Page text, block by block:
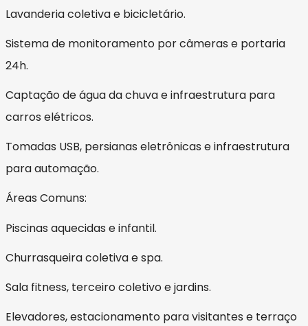
Lavanderia coletiva e bicicletário.
Sistema de monitoramento por câmeras e portaria
24h.
Captação de água da chuva e infraestrutura para
carros elétricos.
Tomadas USB, persianas eletrônicas e infraestrutura
para automação.
Áreas Comuns:
Piscinas aquecidas e infantil.
Churrasqueira coletiva e spa.
Sala fitness, terceiro coletivo e jardins.
Elevadores, estacionamento para visitantes e terraço